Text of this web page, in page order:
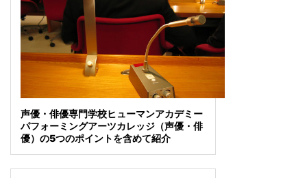
声優・俳優専門学校ヒューマンアカデミー
パフォーミングアーツカレッジ（声優・俳
優）の5つのポイントを含めて紹介